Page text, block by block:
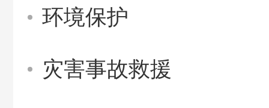
环境保护
灾害事故救援